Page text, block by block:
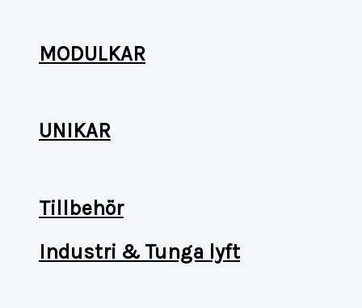
MODULKAR
UNIKAR
Tillbehör
Industri & Tunga lyft